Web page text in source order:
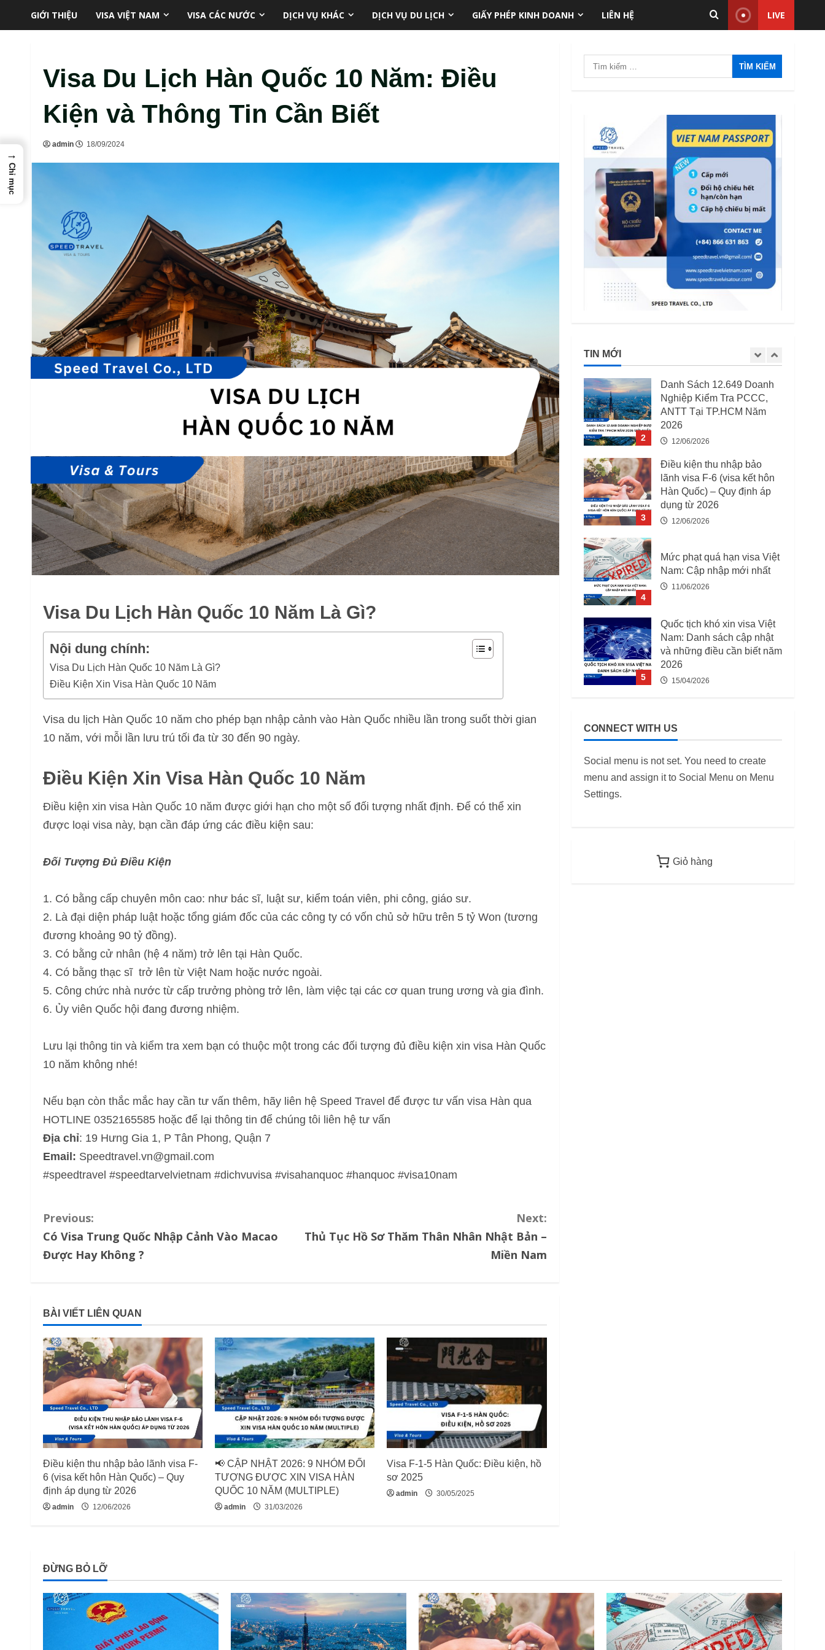
GIỚI THIỆU VISA VIỆT NAM VISA CÁC NƯỚC DỊCH VỤ KHÁC DỊCH VỤ DU LỊCH GIẤY PHÉP KINH DOANH LIÊN HỆ LIVE
Visa Du Lịch Hàn Quốc 10 Năm: Điều
Kiện và Thông Tin Cần Biết
admin 18/09/2024
Visa Du Lịch Hàn Quốc 10 Năm Là Gì?
Nội dung chính:
Visa Du Lịch Hàn Quốc 10 Năm Là Gì?
Điều Kiện Xin Visa Hàn Quốc 10 Năm
Visa du lịch Hàn Quốc 10 năm cho phép bạn nhập cảnh vào Hàn Quốc nhiều lần trong suốt thời gian
10 năm, với mỗi lần lưu trú tối đa từ 30 đến 90 ngày.
Điều Kiện Xin Visa Hàn Quốc 10 Năm
Điều kiện xin visa Hàn Quốc 10 năm được giới hạn cho một số đối tượng nhất định. Để có thể xin
được loại visa này, bạn cần đáp ứng các điều kiện sau:
Đối Tượng Đủ Điều Kiện
1. Có bằng cấp chuyên môn cao: như bác sĩ, luật sư, kiểm toán viên, phi công, giáo sư.
2. Là đại diện pháp luật hoặc tổng giám đốc của các công ty có vốn chủ sở hữu trên 5 tỷ Won (tương
đương khoảng 90 tỷ đồng).
3. Có bằng cử nhân (hệ 4 năm) trở lên tại Hàn Quốc.
4. Có bằng thạc sĩ trở lên từ Việt Nam hoặc nước ngoài.
5. Công chức nhà nước từ cấp trưởng phòng trở lên, làm việc tại các cơ quan trung ương và gia đình.
6. Ủy viên Quốc hội đang đương nhiệm.
Lưu lại thông tin và kiểm tra xem bạn có thuộc một trong các đối tượng đủ điều kiện xin visa Hàn Quốc
10 năm không nhé!
Nếu bạn còn thắc mắc hay cần tư vấn thêm, hãy liên hệ Speed Travel để được tư vấn visa Hàn qua
HOTLINE 0352165585 hoặc để lại thông tin để chúng tôi liên hệ tư vấn
Địa chỉ: 19 Hưng Gia 1, P Tân Phong, Quận 7
Email: Speedtravel.vn@gmail.com
#speedtravel #speedtarvelvietnam #dichvuvisa #visahanquoc #hanquoc #visa10nam
C
o
i
n
u
e
e
a
d
g
Previous:
Có Visa Trung Quốc Nhập Cảnh Vào Macao
Được Hay Không ?
Next:
Thủ Tục Hồ Sơ Thăm Thân Nhân Nhật Bản –
Miền Nam
BÀI VIẾT LIÊN QUAN
Điều kiện thu nhập bảo lãnh visa F-
6 (visa kết hôn Hàn Quốc) – Quy
định áp dụng từ 2026
admin 12/06/2026
📢 CẬP NHẬT 2026: 9 NHÓM ĐỐI
TƯỢNG ĐƯỢC XIN VISA HÀN
QUỐC 10 NĂM (MULTIPLE)
admin 31/03/2026
Visa F-1-5 Hàn Quốc: Điều kiện, hồ
sơ 2025
admin 30/05/2025
Tìm
kiếm
TIN MỚI
ANTT Tại TP.HCM Năm
Điều kiện thu nhập bảo
lãnh visa F-6 (visa kết hôn
4
Mức phạt quá hạn visa Việt
Nam: Cập nhập mới nhất
11/06/2026
Quốc tịch khó xin visa Việt
Nam: Danh sách cập nhật
và những điều cần biết năm
15/04/2026
2
Danh Sách 12.649 Doanh
Nghiệp Kiểm Tra PCCC,
ANTT Tại TP.HCM Năm
2026
12/06/2026
3
Điều kiện thu nhập bảo
lãnh visa F-6 (visa kết hôn
Hàn Quốc) – Quy định áp
dụng từ 2026
12/06/2026
4
Mức phạt quá hạn visa Việt
Nam: Cập nhập mới nhất
11/06/2026
5
Quốc tịch khó xin visa Việt
Nam: Danh sách cập nhật
và những điều cần biết năm
2026
15/04/2026
1
Giấy Phép Lao Động Từ
07/08/2025
Danh Sách 12.649 Doanh
Điều kiện thu nhập bảo
CONNECT WITH US
Social menu is not set. You need to create
menu and assign it to Social Menu on Menu
Settings.
Giỏ hàng
ĐỪNG BỎ LỠ
→
Chỉ mục